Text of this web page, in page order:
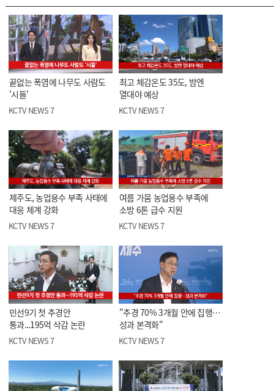
끝없는 폭염에 나무도 사람도
'시들'
KCTV NEWS 7
최고 체감온도 35도, 밤엔
열대야 예상
KCTV NEWS 7
제주도, 농업용수 부족 사태에
대응 체계 강화
KCTV NEWS 7
여름 가뭄 농업용수 부족에
소방 6톤 급수 지원
KCTV NEWS 7
민선9기 첫 추경안
통과...195억 삭감 논란
KCTV NEWS 7
"추경 70% 3개월 안에 집행…
성과 본격화"
KCTV NEWS 7